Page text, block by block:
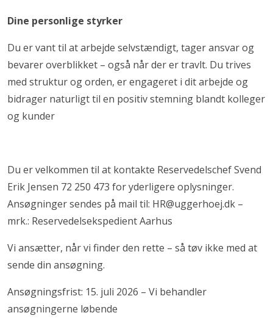
Dine personlige styrker
Du er vant til at arbejde selvstændigt, tager ansvar og
bevarer overblikket – også når der er travlt. Du trives
med struktur og orden, er engageret i dit arbejde og
bidrager naturligt til en positiv stemning blandt kolleger
og kunder
Du er velkommen til at kontakte Reservedelschef Svend
Erik Jensen 72 250 473 for yderligere oplysninger.
Ansøgninger sendes på mail til: HR@uggerhoej.dk –
mrk.: Reservedelsekspedient Aarhus
Vi ansætter, når vi finder den rette – så tøv ikke med at
sende din ansøgning.
Ansøgningsfrist: 15. juli 2026 – Vi behandler
ansøgningerne løbende